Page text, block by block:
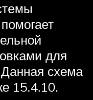
для
схема
15.4.10.